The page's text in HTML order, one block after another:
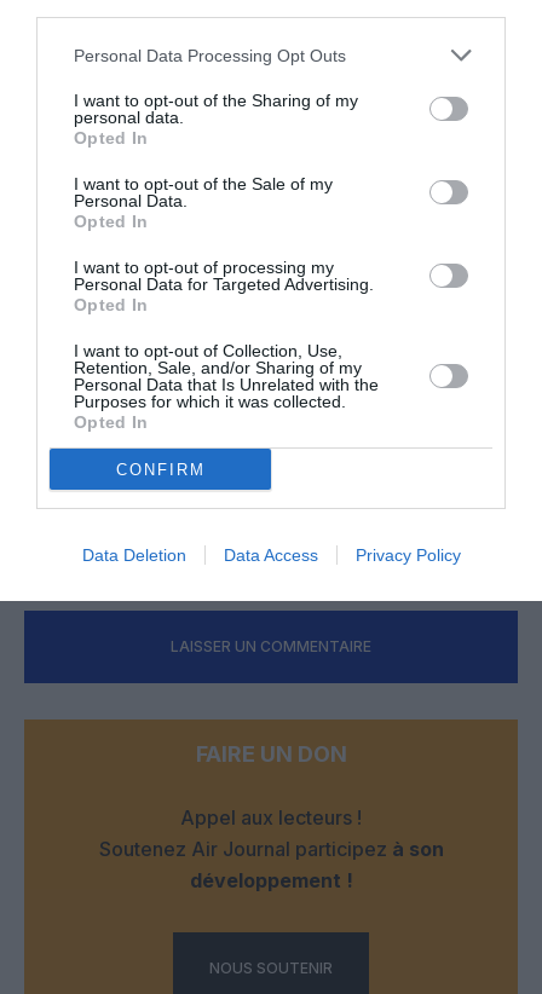
Personal Data Processing Opt Outs
I want to opt-out of the Sharing of my
personal data.
Opted In
I want to opt-out of the Sale of my
Personal Data.
Opted In
I want to opt-out of processing my
Personal Data for Targeted Advertising.
Opted In
I want to opt-out of Collection, Use,
Retention, Sale, and/or Sharing of my
Personal Data that Is Unrelated with the
Purposes for which it was collected.
Opted In
CONFIRM
Data Deletion Data Access Privacy Policy
PARTAGER L'ARTICLE
Facebook
Anna Stazzi a commenté :
À lire les cocoricos des compagnies aériennes on aurait pu
croire l’inverse tant elles se gaussent d’une com hors sol.
La crise que l’on nous vend permet surtout aux airlines de
consolider leur trésorerie en augmentant leurs tarifs sans
sujet.
RÉPONDRE
LAISSER UN COMMENTAIRE
FAIRE UN DON
Appel aux lecteurs !
Soutenez Air Journal participez à son
développement !
NOUS SOUTENIR